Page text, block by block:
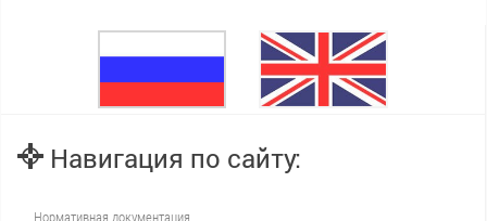
Навигация по сайту:
Нормативная документация